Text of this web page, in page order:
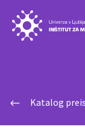
# Katalog